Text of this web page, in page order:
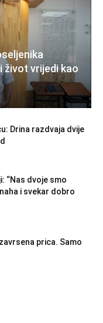
život vrijedi kao
Drina razdvaja dvije
“Nas dvoje smo
i svekar dobro
prica. Samo